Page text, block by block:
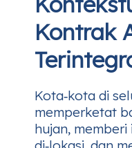
Kontrak
Kota‑kota di
memperketat
hujan,